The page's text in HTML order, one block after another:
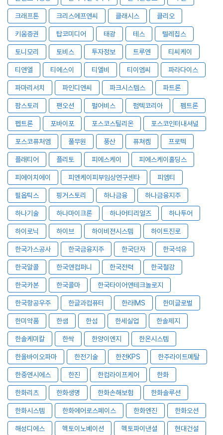
크래프톤 크리스에프앤씨 클래시스 클리오
키움증권 탑코미디어 태광 테스 텔레칩스
토니모리 토비스 투자정보 트루엔 티씨케이
티앤엘 티에스이 티엘비 티이엠씨 파라다이스
파마리서치 파인디앤씨 파크시스템스 파트론
팜스토리 팬오션 펄어비스 펌텍코리아 펨트론
펩트론 포바이포 포스코스틸리온 포스코인터내셔널
포스코퓨처엠 풀무원 풍산 퓨쳐켐 프로텍
플래티어 플리토 피에스케이 피에스케이홀딩스
피에이치에이 피엔케이피부임상연구센타 피엠티
필옵틱스 핑거스토리 하나금융 하나금융지주
하나기술 하나마이크론 하나머티리얼즈 하나투어
하이로닉 하이브 하이비젼시스템 하이트진로
한국가스공사 한국금융지주 한국단자 한국석유
한국알콜 한국앤컴퍼니 한국전력 한국철강
한국카본 한국콜마 한국타이어앤테크놀로지
한국항공우주 한글과컴퓨터 한라IMS 한미글로벌
한미약품 한샘 한섬 한세실업 한솔제지
한솔케미칼 한싹 한양이엔지 한온시스템
한올바이오파마 한전기술 한전KPS 한주라이트메탈
한중엔시에스 한진 한컴라이프케어 한화
한화리츠 한화생명 한화손해보험 한화솔루션
한화시스템 한화에어로스페이스 한화엔진 한화오션
해성디에스 헥토이노베이션 헥토파이낸셜 현대건설